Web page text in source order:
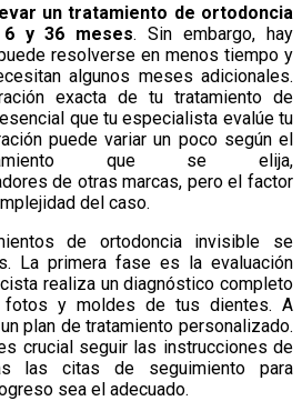
un tratamiento de ortodoncia
y 36 meses. Sin embargo, hay
resolverse en menos tiempo y
algunos meses adicionales.
exacta de tu tratamiento de
que tu especialista evalúe tu
puede variar un poco según el
que se elija,
de otras marcas, pero el factor
del caso.
de ortodoncia invisible se
La primera fase es la evaluación
realiza un diagnóstico completo
fotos y moldes de tus dientes. A
plan de tratamiento personalizado.
crucial seguir las instrucciones de
las citas de seguimiento para
sea el adecuado.